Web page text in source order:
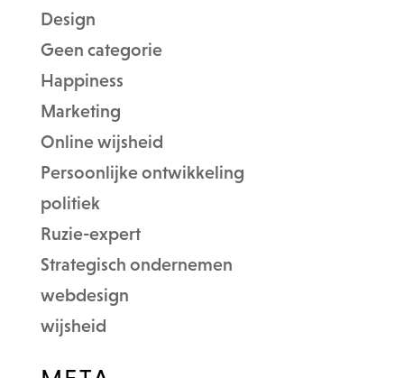
Design
Geen categorie
Happiness
Marketing
Online wijsheid
Persoonlijke ontwikkeling
politiek
Ruzie-expert
Strategisch ondernemen
webdesign
wijsheid